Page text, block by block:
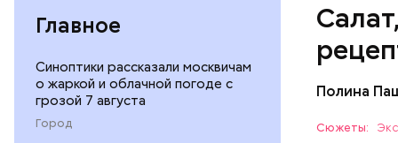
Главное
Синоптики рассказали москвичам
о жаркой и облачной погоде с
грозой 7 августа
Город
Полина
Сюжеты: